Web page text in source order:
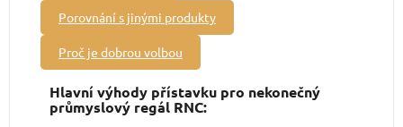
Porovnání s jinými produkty
Proč je dobrou volbou
Hlavní výhody přístavku pro nekonečný
průmyslový regál RNC: